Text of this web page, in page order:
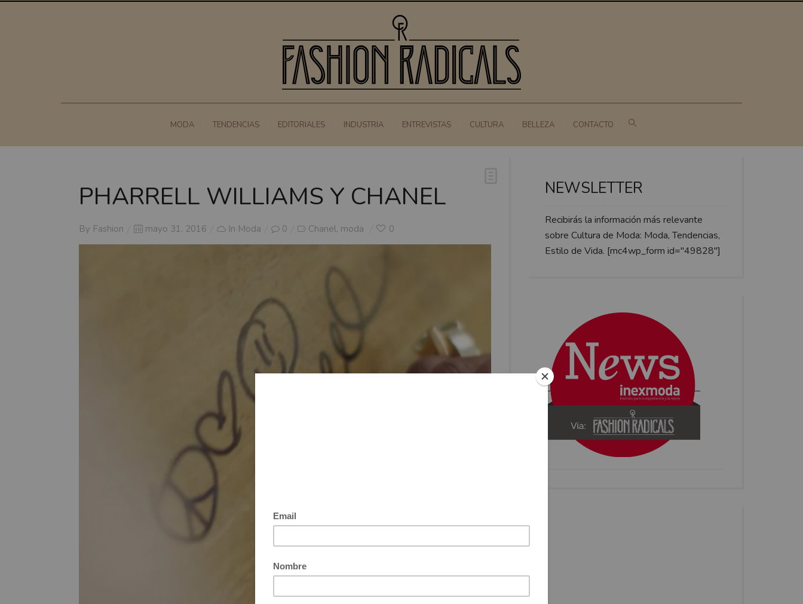
MODA TENDENCIAS EDITORIALES INDUSTRIA ENTREVISTAS CULTURA BELLEZA CONTACTO
PHARRELL WILLIAMS Y CHANEL
By Fashion
Posted
on
mayo 31, 2016 In Moda 0 Chanel, moda 0
NEWSLETTER
Recibirás la información más relevante
sobre Cultura de Moda: Moda, Tendencias,
Estilo de Vida. [mc4wp_form id="49828"]